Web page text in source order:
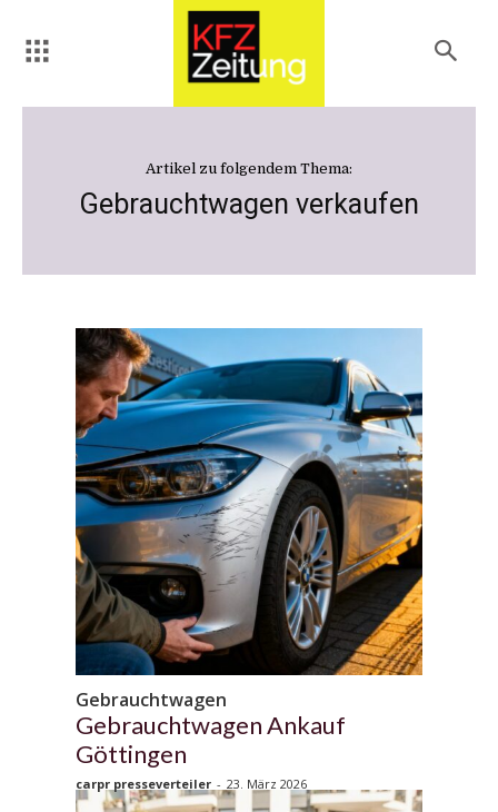
Artikel zu folgendem Thema:
Gebrauchtwagen verkaufen
Gebrauchtwagen
Gebrauchtwagen Ankauf
Göttingen
carpr presseverteiler - 23. März 2026